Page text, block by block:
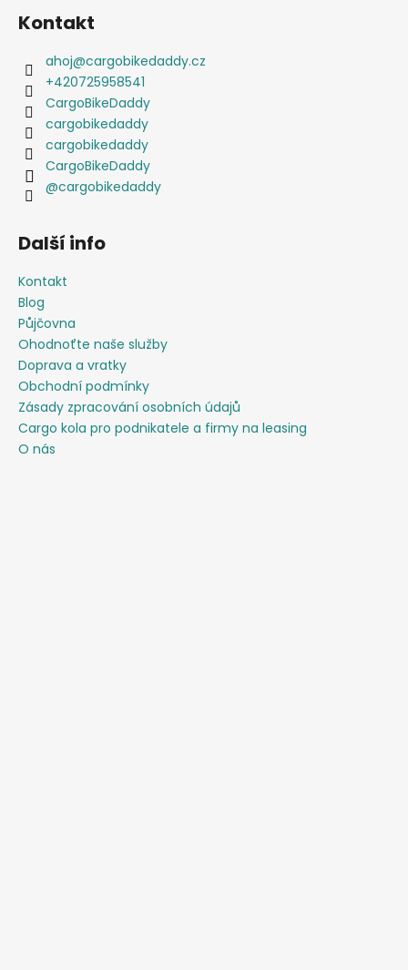
Kontakt
ahoj@cargobikedaddy.cz
+420725958541
CargoBikeDaddy
cargobikedaddy
cargobikedaddy
CargoBikeDaddy
@cargobikedaddy
Další info
Kontakt
Blog
Půjčovna
Ohodnoťte naše služby
Doprava a vratky
Obchodní podmínky
Zásady zpracování osobních údajů
Cargo kola pro podnikatele a firmy na leasing
O nás